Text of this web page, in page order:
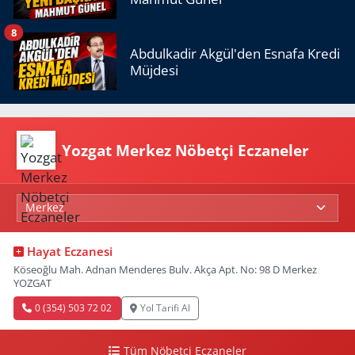
Abdulkadir Akgül'den Esnafa Kredi
Müjdesi
8
Yozgat Merkez Nöbetçi Eczaneler
Hayat Eczanesi
Köseoğlu Mah. Adnan Menderes Bulv. Akça Apt. No: 98 D Merkez
YOZGAT
0 (354) 503 72 02 Yol Tarifi Al
Tüm Nöbetçi Eczaneler